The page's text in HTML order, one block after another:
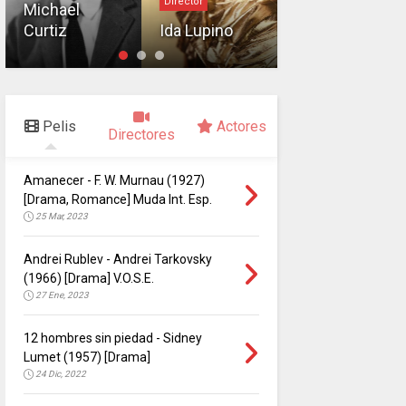
Michael
Curtiz
Ida Lupino
Pelis Directores Actores
Amanecer - F. W. Murnau (1927)
[Drama, Romance] Muda Int. Esp.
25 Mar, 2023
Andrei Rublev - Andrei Tarkovsky
(1966) [Drama] V.O.S.E.
27 Ene, 2023
12 hombres sin piedad - Sidney
Lumet (1957) [Drama]
24 Dic, 2022